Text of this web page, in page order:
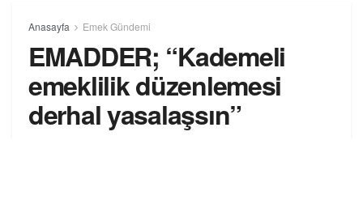
Anasayfa Emek Gündemi
EMADDER; “Kademeli
emeklilik düzenlemesi
derhal yasalaşsın”